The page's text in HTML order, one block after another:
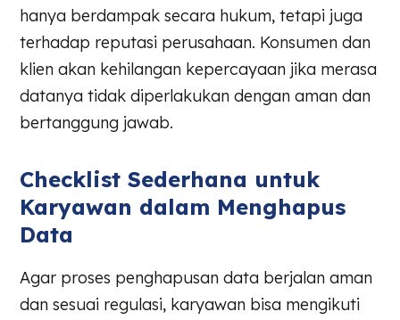
hanya berdampak secara hukum, tetapi juga
terhadap reputasi perusahaan. Konsumen dan
klien akan kehilangan kepercayaan jika merasa
datanya tidak diperlakukan dengan aman dan
bertanggung jawab.
Checklist Sederhana untuk
Karyawan dalam Menghapus
Data
Agar proses penghapusan data berjalan aman
dan sesuai regulasi, karyawan bisa mengikuti